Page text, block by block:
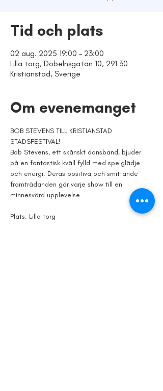
Tid och plats
02 aug. 2025 19:00 – 23:00
Lilla torg, Döbelnsgatan 10, 291 30
Kristianstad, Sverige
Om evenemanget
BOB STEVENS TILL KRISTIANSTAD
STADSFESTIVAL!
Bob Stevens, ett skånskt dansband, bjuder
på en fantastisk kväll fylld med spelglädje
och energi. Deras positiva och smittande
framträdanden gör varje show till en
minnesvärd upplevelse.
Plats: Lilla torg